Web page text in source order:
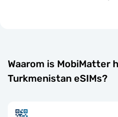
Waarom is MobiMatter
Turkmenistan eSIMs?